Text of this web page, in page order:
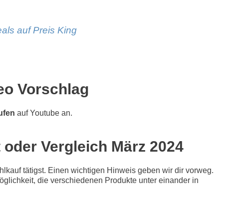
auf Preis King
Vorschlag
auf Youtube an.
Vergleich März 2024
tätigst. Einen wichtigen Hinweis geben wir dir vorweg.
die verschiedenen Produkte unter einander in